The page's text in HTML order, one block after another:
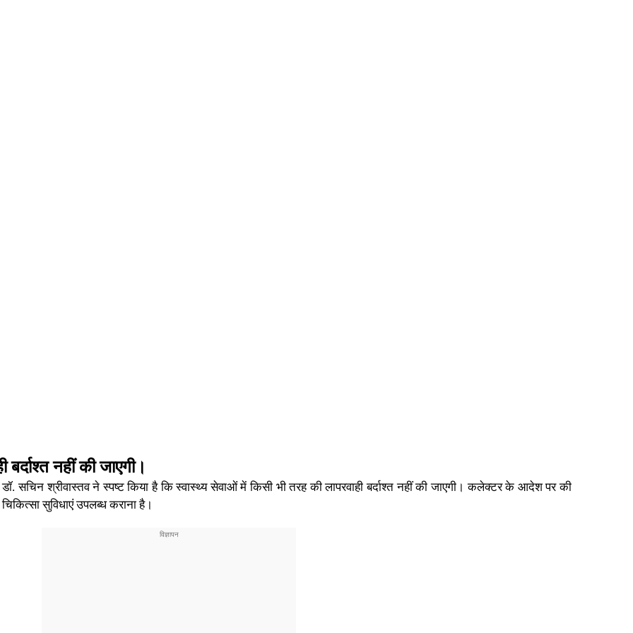
नहीं की जाएगी।
सचिन श्रीवास्तव ने स्पष्ट किया है कि स्वास्थ्य सेवाओं में किसी भी तरह की लापरवाही बर्दाश्त नहीं की जाएगी। कलेक्टर के आदेश पर की
सुविधाएं उपलब्ध कराना है।